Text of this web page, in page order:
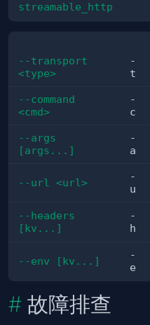
streamable_http
--transport
<type>
-
t
--command
<cmd>
-
c
--args
[args...]
-
a
--url <url>
-
u
--headers
[kv...]
-
h
--env [kv...]
-
e
故障排查